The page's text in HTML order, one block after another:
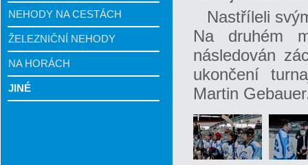
NEHODY NA CESTÁCH
ŽELEZNIČNÍ NEHODY
NA HORÁCH
JINÉ
Nastříleli
Na druhém
následován
ukončení
Martin